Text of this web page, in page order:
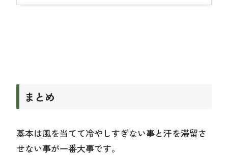
まとめ
基本は風を当てて冷やしすぎない事と汗を滞留さ
せない事が一番大事です。